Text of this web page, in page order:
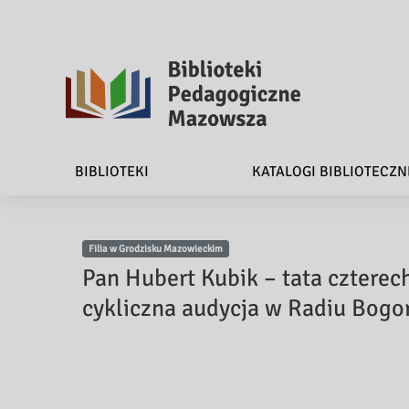
b
i
o
BIBLIOTEKI KATALOGI
Filia w Grodzisku Mazowieckim
Pan Hubert Kubik – tata
cykliczna audycja w Radiu